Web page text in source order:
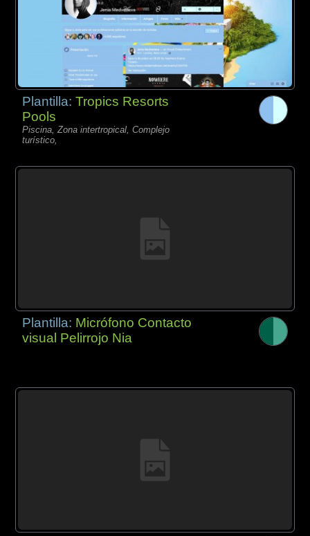
Plantilla:Tropics Resorts
Pools
Piscina, Zona intertropical, Complejo
turístico,
Plantilla: Micrófono Contacto
visual Pelirrojo Nia